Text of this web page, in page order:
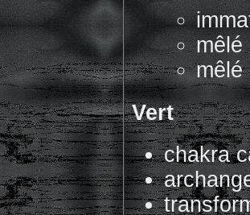
mêlé
mêlé
Vert
chakra